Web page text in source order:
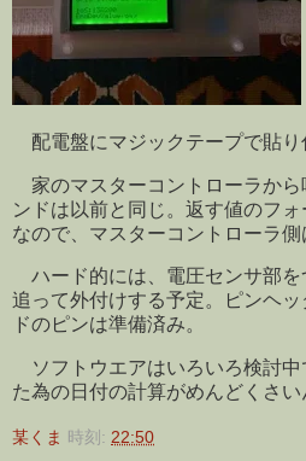
配電盤にマジックテープで貼り
家のマスターコントローラから
ンドは以前と同じ。返す値のフォ
なので、マスターコントローラ側
ハード的には、電圧センサ部を
追って外付けする予定。ピンヘ
ドのピンは準備済み。
ソフトウエアはいろいろ検討中
た為の日付の計算がめんどくさい
某くま 時刻: 22:50